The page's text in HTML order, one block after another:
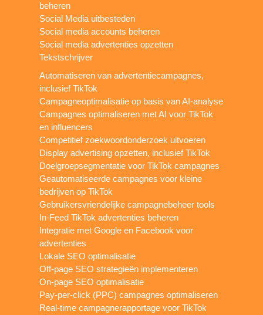
beheren
Social Media uitbesteden
Social media accounts beheren
Social media advertenties opzetten
Tekstschrijver
Automatiseren van advertentiecampagnes,
inclusief TikTok
Campagneoptimalisatie op basis van AI-analyse
Campagnes optimaliseren met AI voor TikTok
en influencers
Competitief zoekwoordonderzoek uitvoeren
Display advertising opzetten, inclusief TikTok
Doelgroepsegmentatie voor TikTok campagnes
Geautomatiseerde campagnes voor kleine
bedrijven op TikTok
Gebruikersvriendelijke campagnebeheer tools
In-Feed TikTok advertenties beheren
Integratie met Google en Facebook voor
advertenties
Lokale SEO optimalisatie
Off-page SEO strategieën implementeren
On-page SEO optimalisatie
Pay-per-click (PPC) campagnes optimaliseren
Real-time campagnerapportage voor TikTok